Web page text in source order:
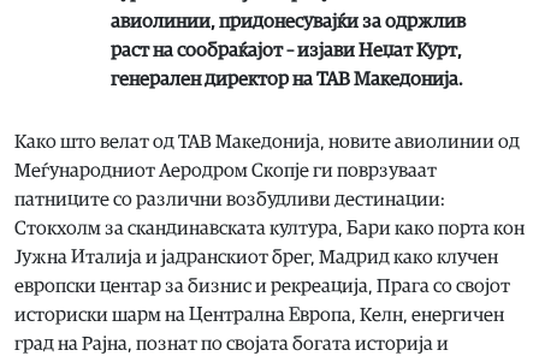
авиолинии, придонесувајќи за одржлив
раст на сообраќајот – изјави Неџат Курт,
генерален директор на ТАВ Македонија.
Како што велат од ТАВ Македонија, новите авиолинии од
Меѓународниот Аеродром Скопје ги поврзуваат
патниците со различни возбудливи дестинации:
Стокхолм за скандинавската култура, Бари како порта кон
Јужна Италија и јадранскиот брег, Мадрид како клучен
европски центар за бизнис и рекреација, Прага со својот
историски шарм на Централна Европа, Келн, енергичен
град на Рајна, познат по својата богата историја и